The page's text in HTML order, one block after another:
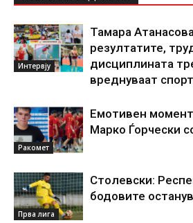
Интервју
Тамара
резултатите,
дисциплината
вреднуваат
Ракомет
Емотивен
Марко Ѓорчески
Прва лига
Столевски:
бодовите